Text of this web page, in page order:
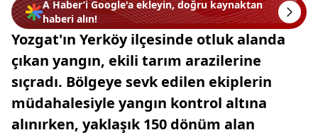
A Haber’i Google'a ekleyin, doğru kaynaktan
haberi alın!
Yozgat'ın Yerköy ilçesinde otluk alanda
çıkan yangın, ekili tarım arazilerine
sıçradı. Bölgeye sevk edilen ekiplerin
müdahalesiyle yangın kontrol altına
alınırken, yaklaşık 150 dönüm alan